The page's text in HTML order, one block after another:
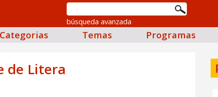
búsqueda avanzada
Temas Programas
de Litera